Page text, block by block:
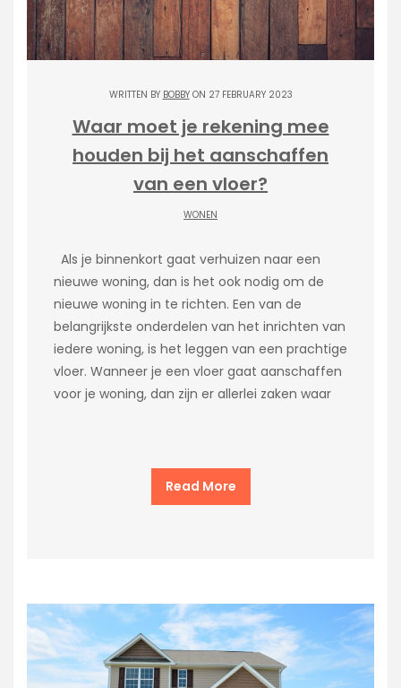
WRITTEN BY BOBBYON 27 FEBRUARY 2023
Waar moet je rekening mee
houden bij het aanschaffen
van een vloer?
WONEN
Als je binnenkort gaat verhuizen naar een
nieuwe woning, dan is het ook nodig om de
nieuwe woning in te richten. Een van de
belangrijkste onderdelen van het inrichten van
iedere woning, is het leggen van een prachtige
vloer. Wanneer je een vloer gaat aanschaffen
voor je woning, dan zijn er allerlei zaken waar
Read More